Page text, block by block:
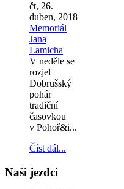
čt, 26.
duben, 2018
Memoriál
Jana
Lamicha
V neděle se
rozjel
Dobrušský
pohár
tradiční
časovkou
v Pohoř&i...
Číst dál...
Naši jezdci